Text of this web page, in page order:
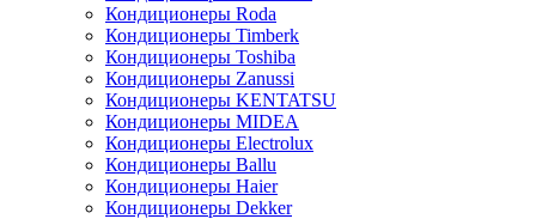
Кондиционеры Roda
Кондиционеры Timberk
Кондиционеры Toshiba
Кондиционеры Zanussi
Кондиционеры KENTATSU
Кондиционеры MIDEA
Кондиционеры Electrolux
Кондиционеры Ballu
Кондиционеры Haier
Кондиционеры Dekker